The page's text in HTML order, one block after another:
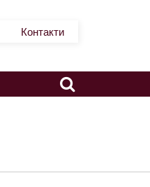
Контакти